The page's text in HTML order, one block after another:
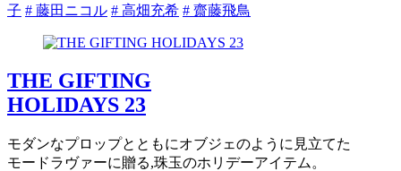
子 # 藤田ニコル # 高畑充希 # 齋藤飛鳥
THE GIFTING
HOLIDAYS 23
モダンなプロップとともにオブジェのように見立てた
モードラヴァーに贈る,珠玉のホリデーアイテム。